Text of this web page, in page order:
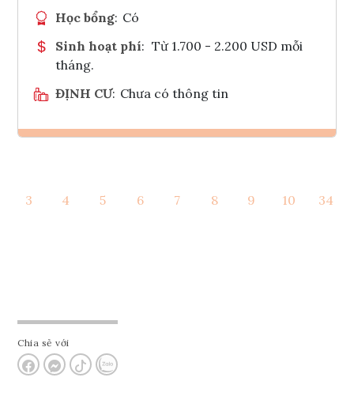
Học bổng: Có
Sinh hoạt phí: Từ 1.700 - 2.200 USD mỗi
tháng.
ĐỊNH CƯ: Chưa có thông tin
Tham vấn Interlink
3 4 5 6 7 8 9 10 34
Chia sẻ với